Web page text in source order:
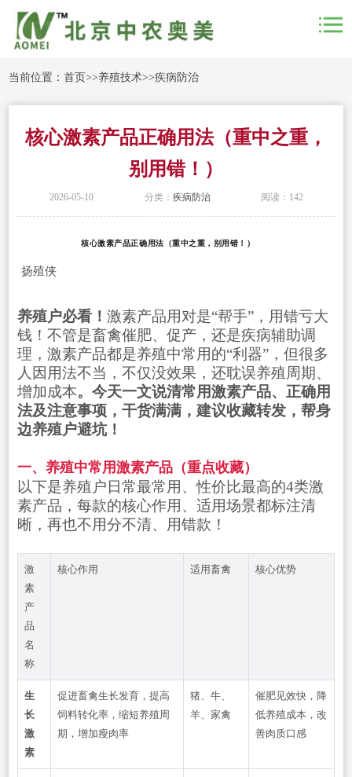
当前位置：首页>>养殖技术>>疾病防治
核心激素产品正确用法（重中之重，
别用错！）
2026-05-10 分类： 疾病防治 阅读：142
核心激素产品正确用法（重中之重，别用错！）
扬殖侠
养殖户必看！ 激素产品用对是“帮手”，用错亏大
钱！不管是畜禽催肥、促产，还是疾病辅助调
理，激素产品都是养殖中常用的“利器”，但很多
人因用法不当，不仅没效果，还耽误养殖周期、
增加成本。今天一文说清常用激素产品、正确用
法及注意事项，干货满满，建议收藏转发，帮身
边养殖户避坑！
一、养殖中常用激素产品（重点收藏）
以下是养殖户日常最常用、性价比最高的4类激
素产品，每款的核心作用、适用场景都标注清
晰，再也不用分不清、用错款！
激
素
产
品
名
称
核心作用 适用畜禽 核心优势
生
长
激
素
促进畜禽生长发育，提高
饲料转化率，缩短养殖周
期，增加瘦肉率
猪、牛、
羊、家禽
催肥见效快，降
低养殖成本，改
善肉质口感